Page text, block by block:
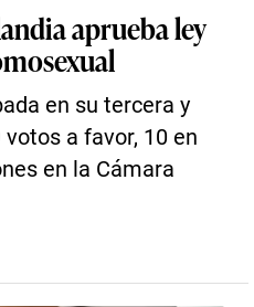
aprueba ley
en su tercera y
a favor, 10 en
en la Cámara